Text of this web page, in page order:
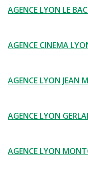
AGENCE LYON LE
AGENCE CINEMA
AGENCE LYON JEAN
AGENCE LYON
AGENCE LYON